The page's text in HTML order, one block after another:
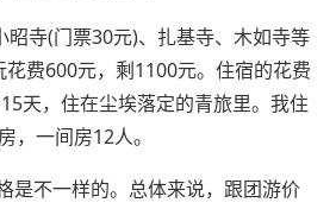
昭寺(门票30元)、扎基寺、木如寺等
费600元，剩1100元。住宿的花费
天，住在尘埃落定的青旅里。我住
，一间房12人。
是不一样的。总体来说，跟团游价